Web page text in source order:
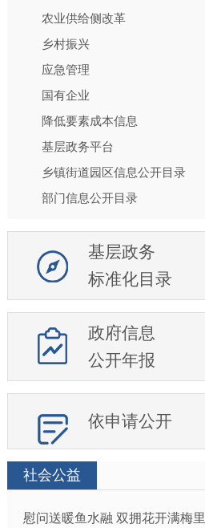
农业供给侧改革
乡村振兴
应急管理
国有企业
降低要素成本信息
基层政务平台
乡镇街道园区信息公开目录
部门信息公开目录
基层政务
标准化目录
政府信息
公开年报
依申请公开
社会公益
慰问送暖鱼水融 双拥花开满梅里